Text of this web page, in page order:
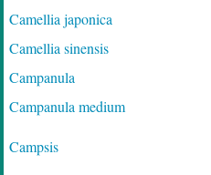
Camellia japonica
Camellia sinensis
Campanula
Campanula medium
Campsis